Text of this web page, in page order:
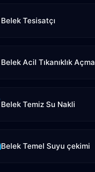
Belek Tesisatçı
Belek Acil Tıkanıklık Açma
Belek Temiz Su Nakli
Belek Temel Suyu çekimi